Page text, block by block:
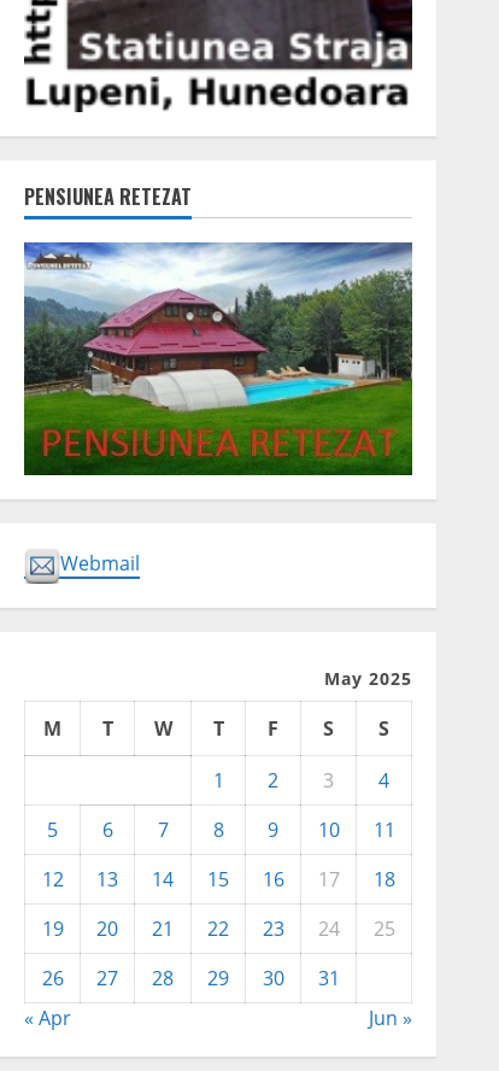
PENSIUNEA RETEZAT
Webmail
May 2025
M T W T F S
S
1
2 3
4
5
6 7 8 9 10
11
12
13 14 15 16 17
18
19
20 21 22 23 24
25
26
27 28 29 30
31
« Apr
Jun »